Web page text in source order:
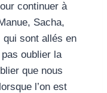
continuer à
Sacha,
qui sont allés en
oublier la
que nous
l’on est